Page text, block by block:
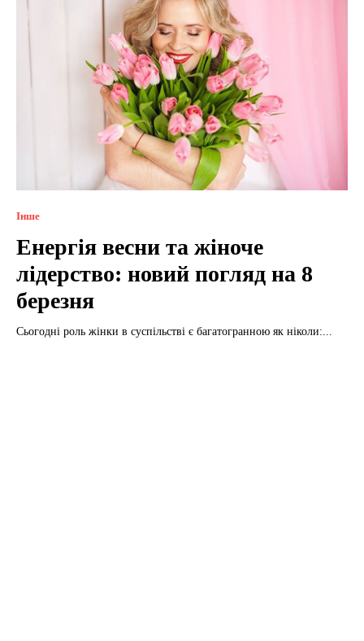
Інше
Енергія весни та жіноче
лідерство: новий погляд на 8
березня
Сьогодні роль жінки в суспільстві є багатогранною як ніколи:...